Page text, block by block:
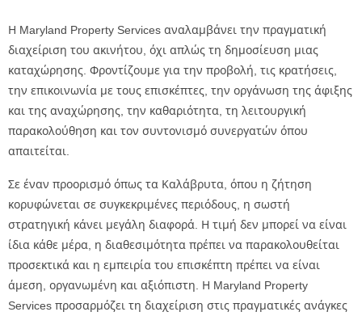
Η Maryland Property Services αναλαμβάνει την πραγματική
διαχείριση του ακινήτου, όχι απλώς τη δημοσίευση μιας
καταχώρησης. Φροντίζουμε για την προβολή, τις κρατήσεις,
την επικοινωνία με τους επισκέπτες, την οργάνωση της άφιξης
και της αναχώρησης, την καθαριότητα, τη λειτουργική
παρακολούθηση και τον συντονισμό συνεργατών όπου
απαιτείται.
Σε έναν προορισμό όπως τα Καλάβρυτα, όπου η ζήτηση
κορυφώνεται σε συγκεκριμένες περιόδους, η σωστή
στρατηγική κάνει μεγάλη διαφορά. Η τιμή δεν μπορεί να είναι
ίδια κάθε μέρα, η διαθεσιμότητα πρέπει να παρακολουθείται
προσεκτικά και η εμπειρία του επισκέπτη πρέπει να είναι
άμεση, οργανωμένη και αξιόπιστη. Η Maryland Property
Services προσαρμόζει τη διαχείριση στις πραγματικές ανάγκες